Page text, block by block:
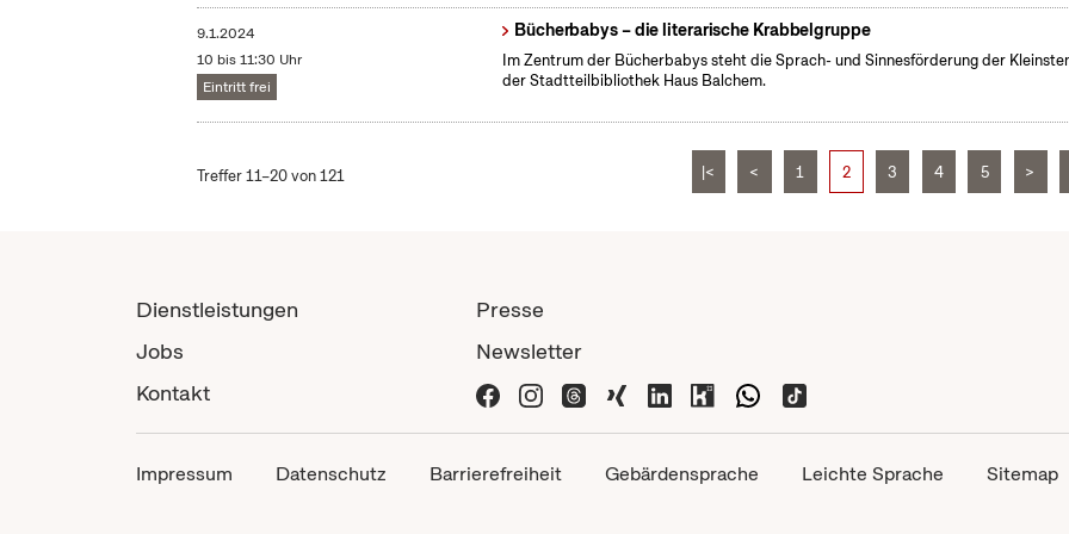
9.1.2024
10 bis 11:30 Uhr
Eintritt frei
Bücherbabys – die literarische Krabbelgruppe
Im Zentrum der Bücherbabys steht die Sprach- und Sinnesförderung der
der Stadtteilbibliothek Haus Balchem.
Treffer 11–20 von 121 |< < 1 2 3 4 5 >
Dienstleistungen
Jobs
Kontakt
Presse
Newsletter
Impressum Datenschutz Barrierefreiheit Gebärdensprache Leichte Sprache Sitemap